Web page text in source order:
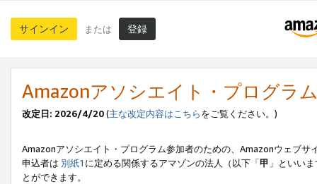
サインイン または 登録
Amazonアソシエイト・プログラ
改定日: 2026/4/20(主な改定内容はこちらをご覧ください。)
Amazonアソシエイト・プログラム参加者のための、Amazonウェブサ
申込者は 別紙1 に定める関係するアマゾンの法人（以下「甲 」といい
とができます。